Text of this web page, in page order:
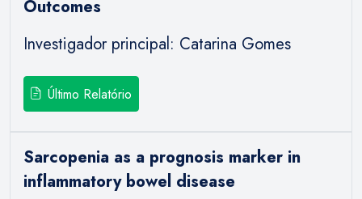
Outcomes
Investigador principal: Catarina Gomes
Último Relatório
Sarcopenia as a prognosis marker in
inflammatory bowel disease